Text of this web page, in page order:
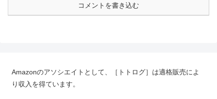
コメントを書き込む
Amazonのアソシエイトとして、［トトログ］は適格販売によ
り収入を得ています。